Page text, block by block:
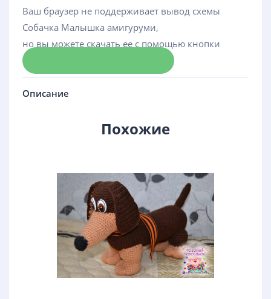
Ваш браузер не поддерживает вывод схемы
Собачка Малышка амигуруми,
но вы можете скачать ее с помощью кнопки
Описание
Похожие